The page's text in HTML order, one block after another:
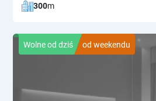
300m
Wolne od dziś od weekendu